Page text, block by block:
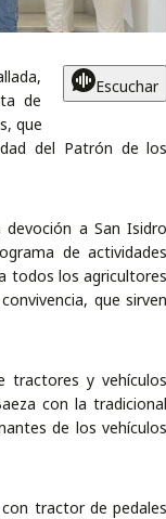
Escuchar
de
que
del Patrón de los
a San Isidro
de actividades
todos los agricultores
que sirven
tractores y vehículos
con la tradicional
de los vehículos
tractor de pedales